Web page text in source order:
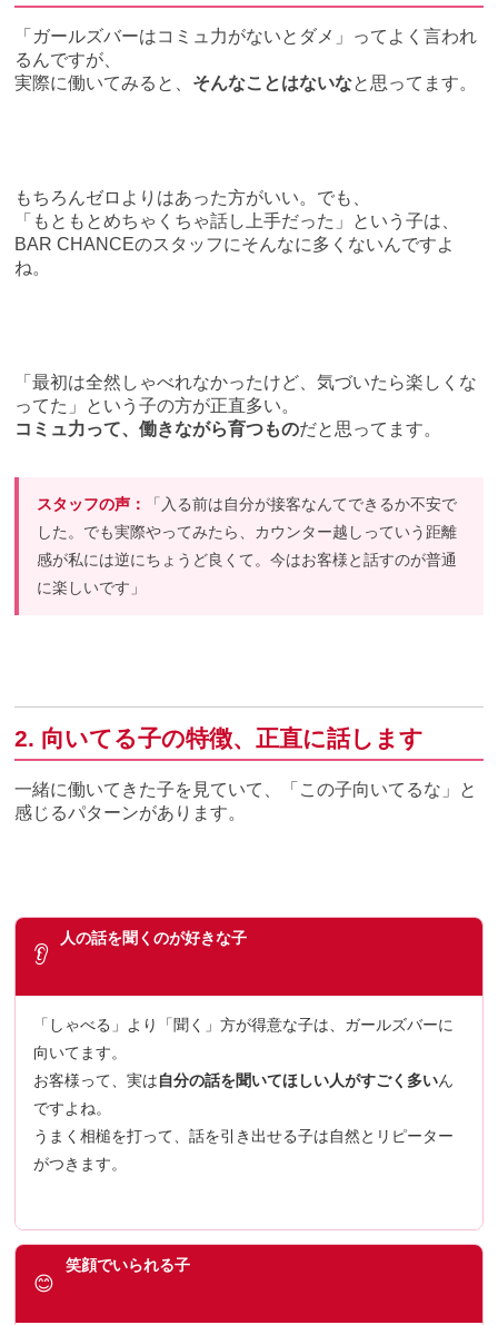
「ガールズバーはコミュ力がないとダメ」ってよく言われ
るんですが、
実際に働いてみると、 そんなことはないなと思ってます。
もちろんゼロよりはあった方がいい。でも、
「もともとめちゃくちゃ話し上手だった」という子は、
BAR CHANCEのスタッフにそんなに多くないんですよ
ね。
「最初は全然しゃべれなかったけど、気づいたら楽しくな
ってた」という子の方が正直多い。
コミュ力って、働きながら育つものだと思ってます。
スタッフの声：
「入る前は自分が接客なんてできるか不安で
した。でも実際やってみたら、カウンター越しっていう距離
感が私には逆にちょうど良くて。今はお客様と話すのが普通
に楽しいです」
2. 向いてる子の特徴、正直に話します
一緒に働いてきた子を見ていて、「この子向いてるな」と
感じるパターンがあります。
👂
人の話を聞くのが好きな子
「しゃべる」より「聞く」方が得意な子は、ガールズバーに
向いてます。
お客様って、実は自分の話を聞いてほしい人がすごく多いん
ですよね。
うまく相槌を打って、話を引き出せる子は自然とリピーター
がつきます。
😊
笑顔でいられる子